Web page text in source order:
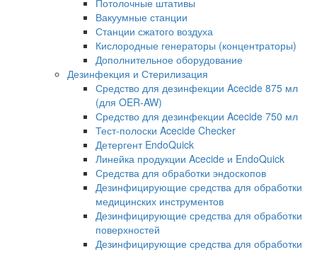
Потолочные штативы
Вакуумные станции
Станции сжатого воздуха
Кислородные генераторы (концентраторы)
Дополнительное оборудование
Дезинфекция и Стерилизация
Средство для дезинфекции Acecide 875 мл
(для OER-AW)
Средство для дезинфекции Acecide 750 мл
Тест-полоски Acecide Checker
Детергент EndoQuick
Линейка продукции Acecide и EndoQuick
Средства для обработки эндоскопов
Дезинфицирующие средства для обработки
медицинских инструментов
Дезинфицирующие средства для обработки
поверхностей
Дезинфицирующие средства для обработки